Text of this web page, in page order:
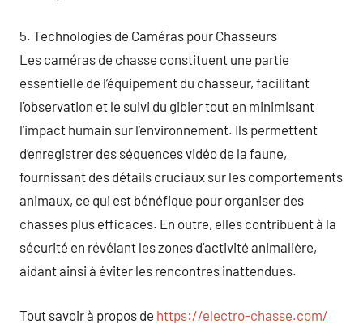
5. Technologies de Caméras pour Chasseurs
Les caméras de chasse constituent une partie
essentielle de l’équipement du chasseur, facilitant
l’observation et le suivi du gibier tout en minimisant
l’impact humain sur l’environnement. Ils permettent
d’enregistrer des séquences vidéo de la faune,
fournissant des détails cruciaux sur les comportements
animaux, ce qui est bénéfique pour organiser des
chasses plus efficaces. En outre, elles contribuent à la
sécurité en révélant les zones d’activité animalière,
aidant ainsi à éviter les rencontres inattendues.
Tout savoir à propos de https://electro-chasse.com/